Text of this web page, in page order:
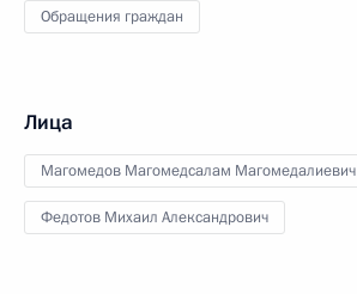
Обращения граждан
Лица
Магомедов Магомедсалам Магомедалиевич
Федотов Михаил Александрович